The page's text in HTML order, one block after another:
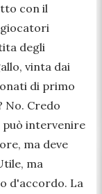
con il
degli
vinta dai
di primo
No. Credo
può intervenire
ma deve
ma
d'accordo. La